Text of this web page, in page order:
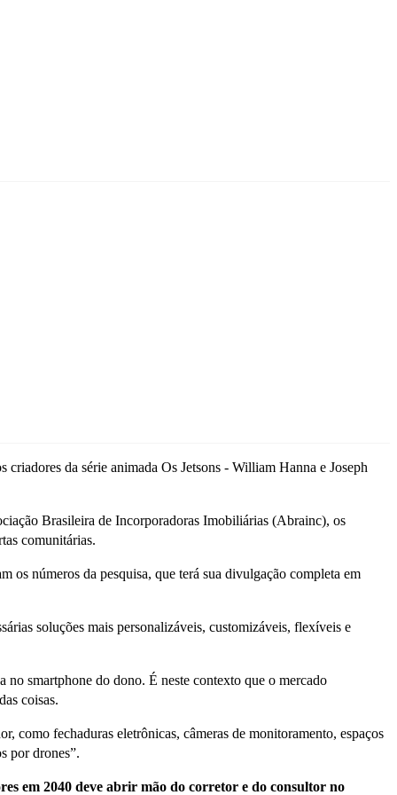
da série animada Os Jetsons - William Hanna e Joseph
Brasileira de Incorporadoras Imobiliárias (Abrainc), os
comunitárias.
os números da pesquisa, que terá sua divulgação completa em
soluções mais personalizáveis, customizáveis, flexíveis e
no smartphone do dono. É neste contexto que o mercado
coisas.
como fechaduras eletrônicas, câmeras de monitoramento, espaços
por drones”.
em 2040 deve abrir mão do corretor e do consultor no